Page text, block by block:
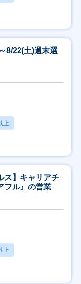
8/22(土)週末選
上
】キャリアチ
フル』の営業
上